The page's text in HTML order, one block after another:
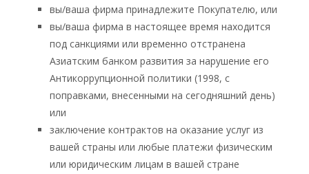
вы/ваша фирма принадлежите Покупателю, или
вы/ваша фирма в настоящее время находится
под санкциями или временно отстранена
Азиатским банком развития за нарушение его
Антикоррупционной политики (1998, с
поправками, внесенными на сегодняшний день)
или
заключение контрактов на оказание услуг из
вашей страны или любые платежи физическим
или юридическим лицам в вашей стране